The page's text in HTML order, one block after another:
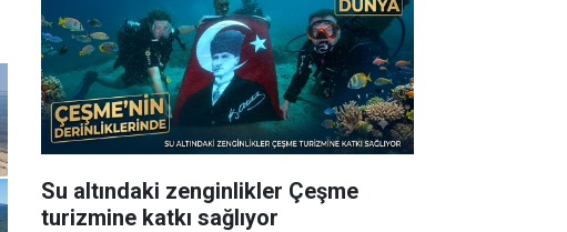
Su altındaki zenginlikler Çeşme
turizmine katkı sağlıyor